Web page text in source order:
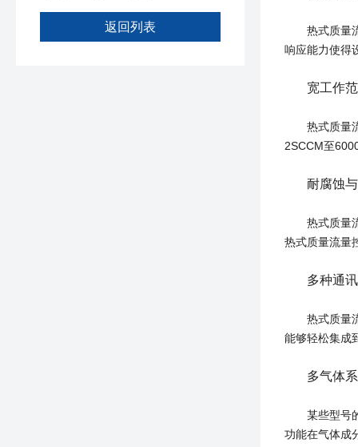
热式质量流
响应能力使得
宽工作
热式质量流
2SCCM至
耐腐蚀
热式质量流
热式质量流量
多种通
热式质量流
能够轻松集成
多气体
某些型号的
功能在气体成
返回列表